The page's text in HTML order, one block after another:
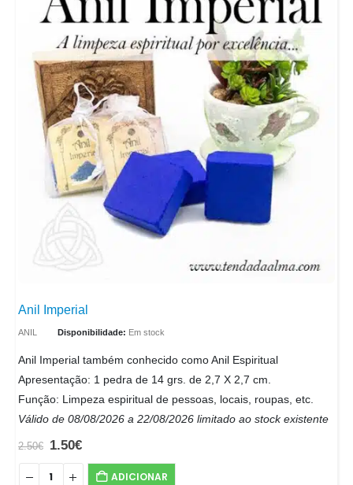
Anil Imperial
ANIL Disponibilidade: Em stock
Anil Imperial também conhecido como Anil Espiritual
Apresentação: 1 pedra de 14 grs. de 2,7 X 2,7 cm.
Função: Limpeza espiritual de pessoas, locais, roupas, etc.
Válido de 08/08/2026 a 22/08/2026 limitado ao stock existente
2.50€ 1.50€
ADICIONAR